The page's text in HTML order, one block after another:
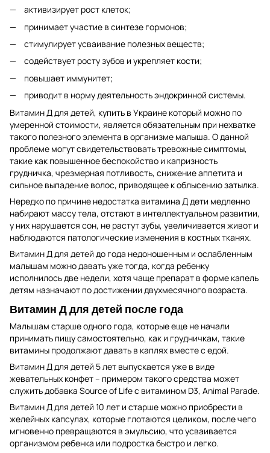
активизирует рост клеток;
принимает участие в синтезе гормонов;
стимулирует усваивание полезных веществ;
содействует росту зубов и укрепляет кости;
повышает иммунитет;
приводит в норму деятельность эндокринной системы.
Витамин Д для детей, купить в Украине который можно по
умеренной стоимости, является обязательным при нехватке
такого полезного элемента в организме малыша. О данной
проблеме могут свидетельствовать тревожные симптомы,
такие как повышенное беспокойство и капризность
грудничка, чрезмерная потливость, снижение аппетита и
сильное выпадение волос, приводящее к облысению затылка.
Нередко по причине недостатка витамина Д дети медленно
набирают массу тела, отстают в интеллектуальном развитии,
у них нарушается сон, не растут зубы, увеличивается живот и
наблюдаются патологические изменения в костных тканях.
Витамин Д для детей до года недоношенным и ослабленным
малышам можно давать уже тогда, когда ребенку
исполнилось две недели, хотя чаще препарат в форме капель
детям назначают по достижении двухмесячного возраста.
Витамин Д для детей после года
Малышам старше одного года, которые еще не начали
принимать пищу самостоятельно, как и грудничкам, такие
витамины продолжают давать в каплях вместе с едой.
Витамин Д для детей 5 лет выпускается уже в виде
жевательных конфет – примером такого средства может
служить добавка Source of Life с витамином D3, Animal Parade.
Витамин Д для детей 10 лет и старше можно приобрести в
желейных капсулах, которые глотаются целиком, после чего
мгновенно превращаются в эмульсию, что усваивается
организмом ребенка или подростка быстро и легко.